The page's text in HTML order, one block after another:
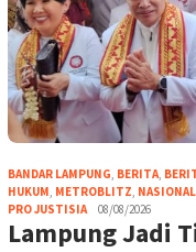
BANDAR LAMPUNG, BERITA,
HUKUM, METROBLITZ, NASIONAL
PRO JUSTISIA
08/08/2026
Lampung Jadi